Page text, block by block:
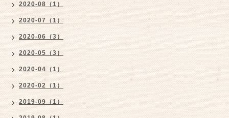
2020-08（1）
2020-07（1）
2020-06（3）
2020-05（3）
2020-04（1）
2020-02（1）
2019-09（1）